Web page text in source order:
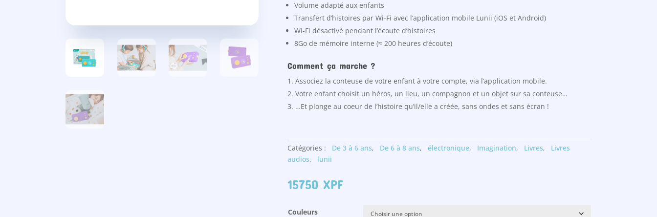
Volume adapté aux enfants
Transfert d’histoires par Wi-Fi avec l’application mobile Lunii (iOS et Android)
Wi-Fi désactivé pendant l’écoute d’histoires
8Go de mémoire interne (≈ 200 heures d’écoute)
Comment ça marche ?
Associez la conteuse de votre enfant à votre compte, via l’application mobile.
Votre enfant choisit un héros, un lieu, un compagnon et un objet sur sa conteuse…
…Et plonge au coeur de l’histoire qu’il/elle a créée, sans ondes et sans écran !
Catégories : De 3 à 6 ans, De 6 à 8 ans, électronique, Imagination, Livres,
Livres
audios, lunii
15750XPF
Couleurs